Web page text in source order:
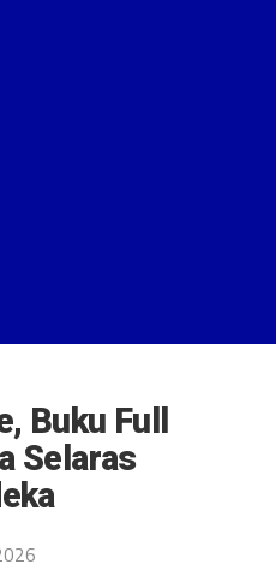
Buku Full
Selaras